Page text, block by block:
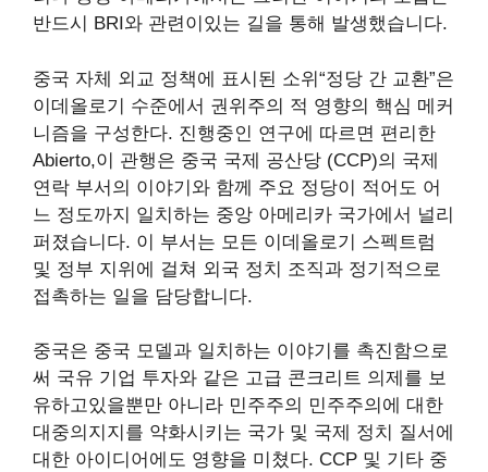
반드시 BRI와 관련이있는 길을 통해 발생했습니다.
중국 자체 외교 정책에 표시된 소위“정당 간 교환”은
이데올로기 수준에서 권위주의 적 영향의 핵심 메커
니즘을 구성한다. 진행중인 연구에 따르면 편리한
Abierto,이 관행은 중국 국제 공산당 (CCP)의 국제
연락 부서의 이야기와 함께 주요 정당이 적어도 어
느 정도까지 일치하는 중앙 아메리카 국가에서 널리
퍼졌습니다. 이 부서는 모든 이데올로기 스펙트럼
및 정부 지위에 걸쳐 외국 정치 조직과 정기적으로
접촉하는 일을 담당합니다.
중국은 중국 모델과 일치하는 이야기를 촉진함으로
써 국유 기업 투자와 같은 고급 콘크리트 의제를 보
유하고있을뿐만 아니라 민주주의 민주주의에 대한
대중의지지를 약화시키는 국가 및 국제 정치 질서에
대한 아이디어에도 영향을 미쳤다. CCP 및 기타 중